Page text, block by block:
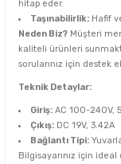
hitap eder.
Taşınabilirlik: Hafif
Neden Biz? Müşteri
kaliteli ürünleri
sorularınız için destek
Teknik Detaylar:
Giriş: AC 100-240V,
Çıkış: DC 19V, 3.42A
Bağlantı Tipi:
Bilgisayarınız için